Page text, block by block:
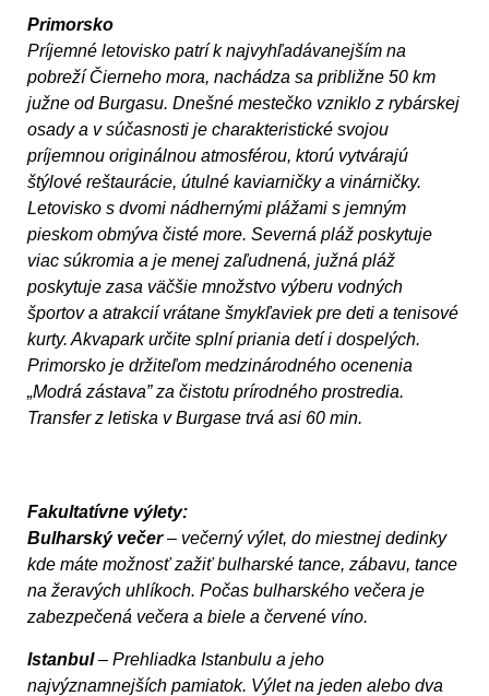
Primorsko
Príjemné letovisko patrí k najvyhľadávanejším na
pobreží Čierneho mora, nachádza sa približne 50 km
južne od Burgasu. Dnešné mestečko vzniklo z rybárskej
osady a v súčasnosti je charakteristické svojou
príjemnou originálnou atmosférou, ktorú vytvárajú
štýlové reštaurácie, útulné kaviarničky a vinárničky.
Letovisko s dvomi nádhernými plážami s jemným
pieskom obmýva čisté more. Severná pláž poskytuje
viac súkromia a je menej zaľudnená, južná pláž
poskytuje zasa väčšie množstvo výberu vodných
športov a atrakcií vrátane šmykľaviek pre deti a tenisové
kurty. Akvapark určite splní priania detí i dospelých.
Primorsko je držiteľom medzinárodného ocenenia
„Modrá zástava” za čistotu prírodného prostredia.
Transfer z letiska v Burgase trvá asi 60 min.
Fakultatívne výlety:
Bulharský večer– večerný výlet, do miestnej dedinky
kde máte možnosť zažiť bulharské tance, zábavu, tance
na žeravých uhlíkoch. Počas bulharského večera je
zabezpečená večera a biele a červené víno.
Istanbul– Prehliadka Istanbulu a jeho
najvýznamnejších pamiatok. Výlet na jeden alebo dva